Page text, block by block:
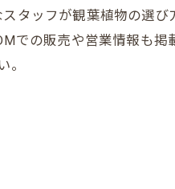
タッフが観葉植物の選
での販売や営業情報も掲
。